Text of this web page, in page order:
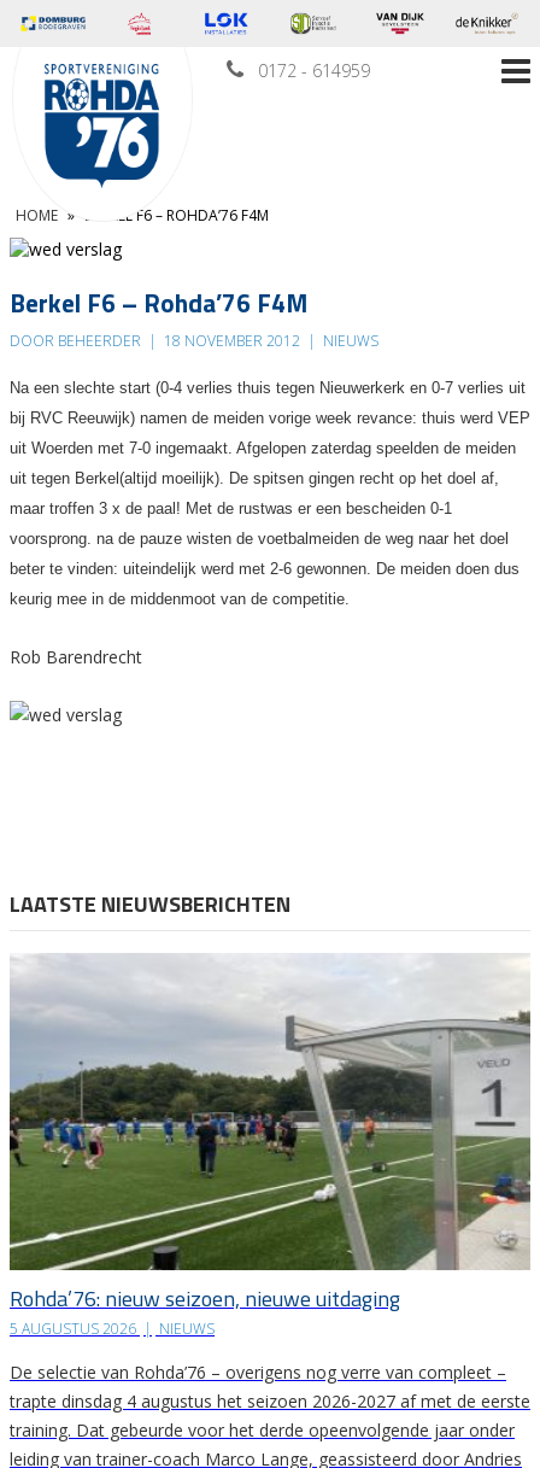
0172 - 614959
HOME » BERKEL F6 – ROHDA’76 F4M
Berkel F6 – Rohda’76 F4M
DOOR BEHEERDER | 18 NOVEMBER 2012 | NIEUWS
Na een slechte start (0-4 verlies thuis tegen Nieuwerkerk en 0-7 verlies uit
bij RVC Reeuwijk) namen de meiden vorige week revance: thuis werd VEP
uit Woerden met 7-0 ingemaakt. Afgelopen zaterdag speelden de meiden
uit tegen Berkel(altijd moeilijk). De spitsen gingen recht op het doel af,
maar troffen 3 x de paal! Met de rustwas er een bescheiden 0-1
voorsprong. na de pauze wisten de voetbalmeiden de weg naar het doel
beter te vinden: uiteindelijk werd met 2-6 gewonnen. De meiden doen dus
keurig mee in de middenmoot van de competitie.
Rob Barendrecht
LAATSTE NIEUWSBERICHTEN
Rohda’76: nieuw seizoen, nieuwe uitdaging
5 AUGUSTUS 2026 | NIEUWS
De selectie van Rohda’76 – overigens nog verre van compleet –
trapte dinsdag 4 augustus het seizoen 2026-2027 af met de eerste
training. Dat gebeurde voor het derde opeenvolgende jaar onder
leiding van trainer-coach Marco Lange, geassisteerd door Andries